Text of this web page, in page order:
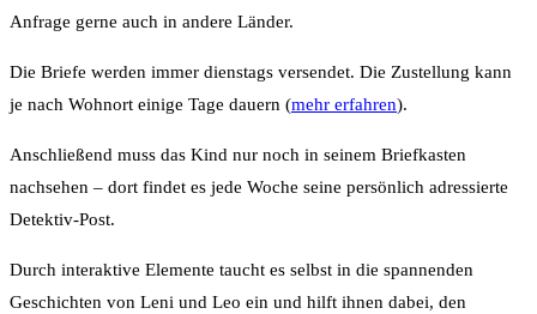
Anfrage gerne auch in andere Länder.
Die Briefe werden immer dienstags versendet. Die Zustellung kann
je nach Wohnort einige Tage dauern (mehr erfahren).
Anschließend muss das Kind nur noch in seinem Briefkasten
nachsehen – dort findet es jede Woche seine persönlich adressierte
Detektiv-Post.
Durch interaktive Elemente taucht es selbst in die spannenden
Geschichten von Leni und Leo ein und hilft ihnen dabei, den